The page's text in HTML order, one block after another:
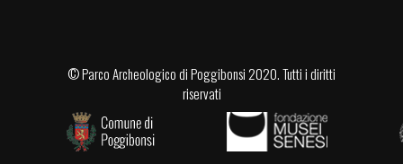
©Parco Archeologico di Poggibonsi2020. Tutti i diritti
riservati